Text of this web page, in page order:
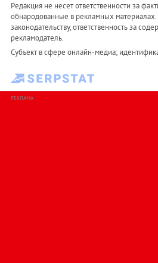
Редакция не несет ответственности за
обнародованные в рекламных материалах.
законодательству, ответственность за
рекламодатель.
Субъект в сфере онлайн-медиа;
РЕКЛАМА